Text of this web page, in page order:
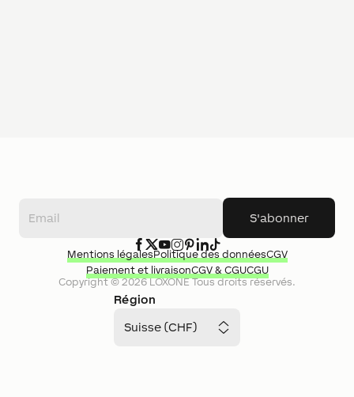
S'abonner
Région
Suisse (CHF)
Copyright ©2026LOXONETous droits réservés.
Mentions légalesPolitique des donnéesCGV
Paiement et livraisonCGV & CGUCGU